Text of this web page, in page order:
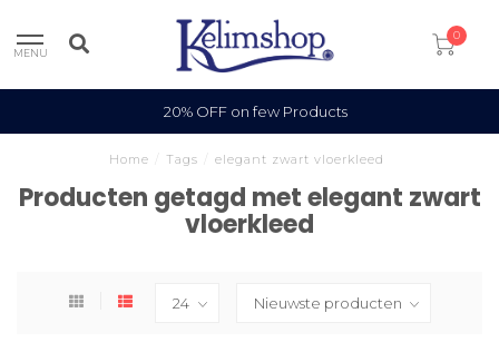
MENU
0
20% OFF on few Products
Home Tags elegant zwart vloerkleed
Producten getagd met elegant zwart
vloerkleed